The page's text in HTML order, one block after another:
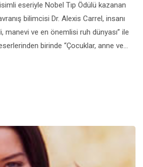
eseriyle Nobel Tıp Ödülü kazanan
bilimcisi Dr. Alexis Carrel, insanı
manevi ve en önemlisi ruh dünyası” ile
birinde “Çocuklar, anne ve
sahip olduğumuz en […]